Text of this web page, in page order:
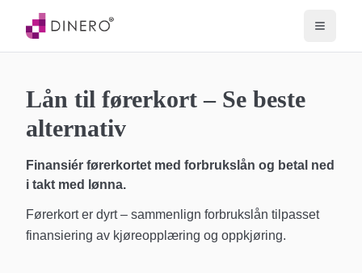
Lån til førerkort – Se beste
alternativ
Finansiér førerkortet med forbrukslån og betal ned
i takt med lønna.
Førerkort er dyrt – sammenlign forbrukslån tilpasset
finansiering av kjøreopplæring og oppkjøring.